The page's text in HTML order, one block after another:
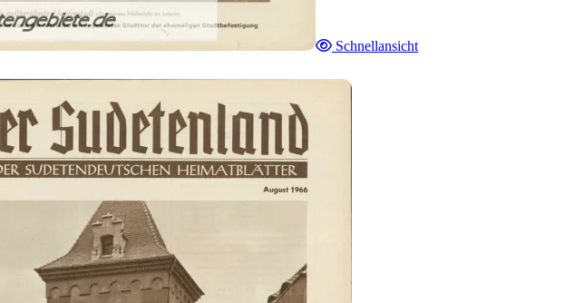
Schnellansicht